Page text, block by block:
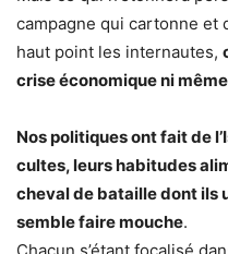
campagne qui cartonne et
haut point les internautes,
crise économique ni
Nos politiques ont fait de
cultes, leurs habitudes
cheval de bataille dont ils
semble faire mouche.